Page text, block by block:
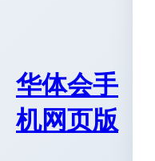
华体会手
机网页版